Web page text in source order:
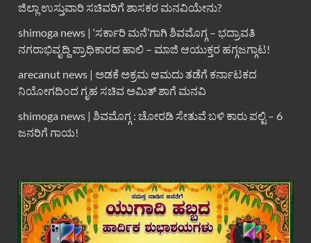
ಜಿಲ್ಲಾ ಉಸ್ತುವಾರಿ ಸಚಿವರಿಗೆ ಶಾಸಕರ ಮನವಿಯೇನು?
shimoga news | ‘ಸರ್ಕಾರಿ ಮನೆ’ಗಾಗಿ ಶಿವಮೊಗ್ಗ – ಭದ್ರಾವತಿ
ನಗರಾಭಿವೃದ್ದಿ ಪ್ರಾಧಿಕಾರದ ಹಾಲಿ – ಮಾಜಿ ಆಯುಕ್ತರ ಹಗ್ಗಜಗ್ಗಾಟ!
arecanut news | ಅಡಕೆ ಅಕ್ರಮ ಆಮದು ತಡೆಗೆ ಕರ್ನಾಟಕದ
ನಿಯೋಗದಿಂದ ಗೃಹ ಸಚಿವ ಅಮಿತ್ ಶಾಗೆ ಮನವಿ
shimoga news | ಶಿವಮೊಗ್ಗ : ಚೋರಡಿ ಸೇತುವೆ ಬಳಿ ಕಾರು ಪಲ್ಟಿ – 6
ಜನರಿಗೆ ಗಾಯ!